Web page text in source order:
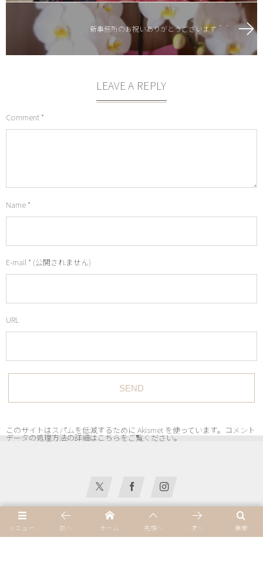
新事務所のお祝いありがとうございます＾＾
LEAVE A REPLY
Comment *
Name *
E-mail * (公開されません)
URL
このサイトはスパムを低減するために Akismet を使っています。 コメント
データの処理方法の詳細はこちらをご覧ください。
メニュー 検索
前へ ホーム 先頭へ 次へ